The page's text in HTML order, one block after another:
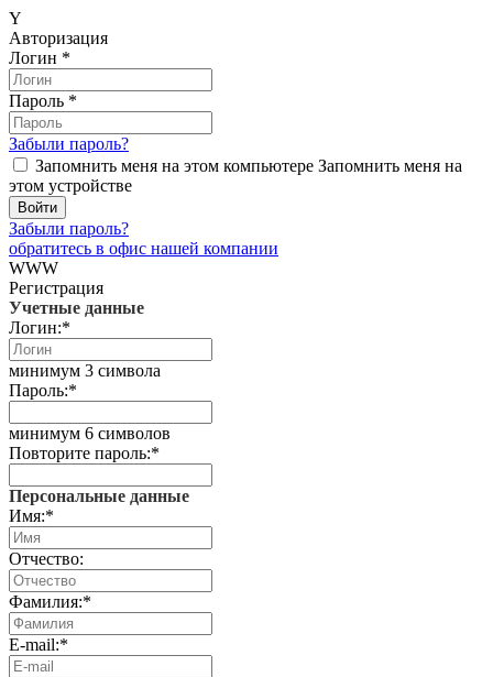
Y
Авторизация
Логин *
Пароль *
Забыли пароль?
Запомнить меня на этом компьютере Запомнить меня на
этом устройстве
Забыли пароль?
обратитесь в офис нашей компании
WWW
Регистрация
Учетные данные
Логин:*
минимум 3 символа
Пароль:*
минимум 6 символов
Повторите пароль:*
Персональные данные
Имя:*
Отчество:
Фамилия:*
E-mail:*